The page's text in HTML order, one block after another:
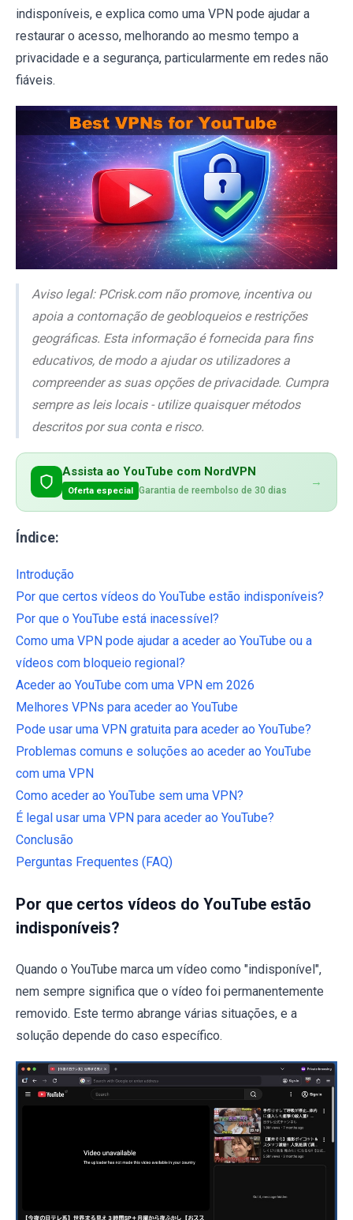
indisponíveis, e explica como uma VPN pode ajudar a
restaurar o acesso, melhorando ao mesmo tempo a
privacidade e a segurança, particularmente em redes não
fiáveis.
Aviso legal: PCrisk.com não promove, incentiva ou
apoia a contornação de geobloqueios e restrições
geográficas. Esta informação é fornecida para fins
educativos, de modo a ajudar os utilizadores a
compreender as suas opções de privacidade. Cumpra
sempre as leis locais - utilize quaisquer métodos
descritos por sua conta e risco.
Assista ao YouTube com NordVPN
Oferta especial Garantia de reembolso de 30 dias
→
Índice:
Introdução
Por que certos vídeos do YouTube estão indisponíveis?
Por que o YouTube está inacessível?
Como uma VPN pode ajudar a aceder ao YouTube ou a
vídeos com bloqueio regional?
Aceder ao YouTube com uma VPN em 2026
Melhores VPNs para aceder ao YouTube
Pode usar uma VPN gratuita para aceder ao YouTube?
Problemas comuns e soluções ao aceder ao YouTube
com uma VPN
Como aceder ao YouTube sem uma VPN?
É legal usar uma VPN para aceder ao YouTube?
Conclusão
Perguntas Frequentes (FAQ)
Por que certos vídeos do YouTube estão
indisponíveis?
Quando o YouTube marca um vídeo como "indisponível",
nem sempre significa que o vídeo foi permanentemente
removido. Este termo abrange várias situações, e a
solução depende do caso específico.